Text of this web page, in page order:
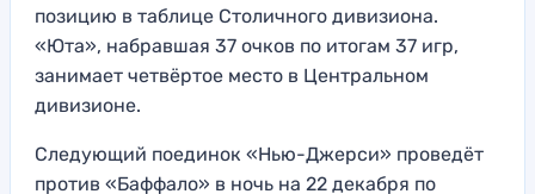
позицию в таблице Столичного дивизиона.
«Юта», набравшая 37 очков по итогам 37 игр,
занимает четвёртое место в Центральном
дивизионе.
Следующий поединок «Нью-Джерси» проведёт
против «Баффало» в ночь на 22 декабря по